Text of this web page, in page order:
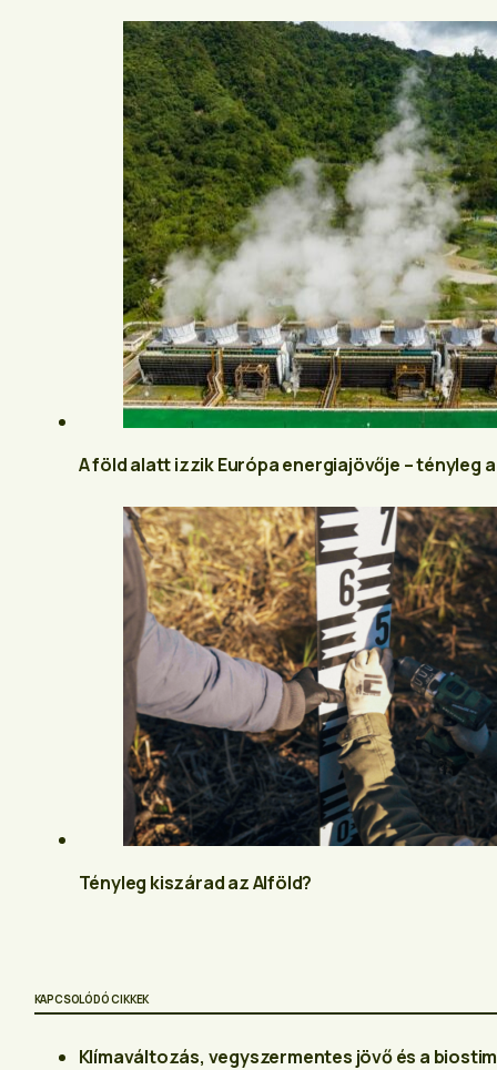
A föld alatt izzik Európa energiajövője – tényleg
Tényleg kiszárad az Alföld?
KAPCSOLÓDÓ CIKKEK
Klímaváltozás, vegyszermentes jövő és a